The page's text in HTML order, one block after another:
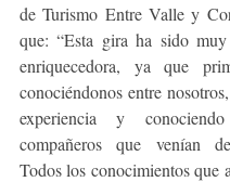
de Turismo Entre Valle y
que: “Esta gira ha sido
enriquecedora, ya que
conociéndonos entre
experiencia y
compañeros que venían
Todos los conocimientos que